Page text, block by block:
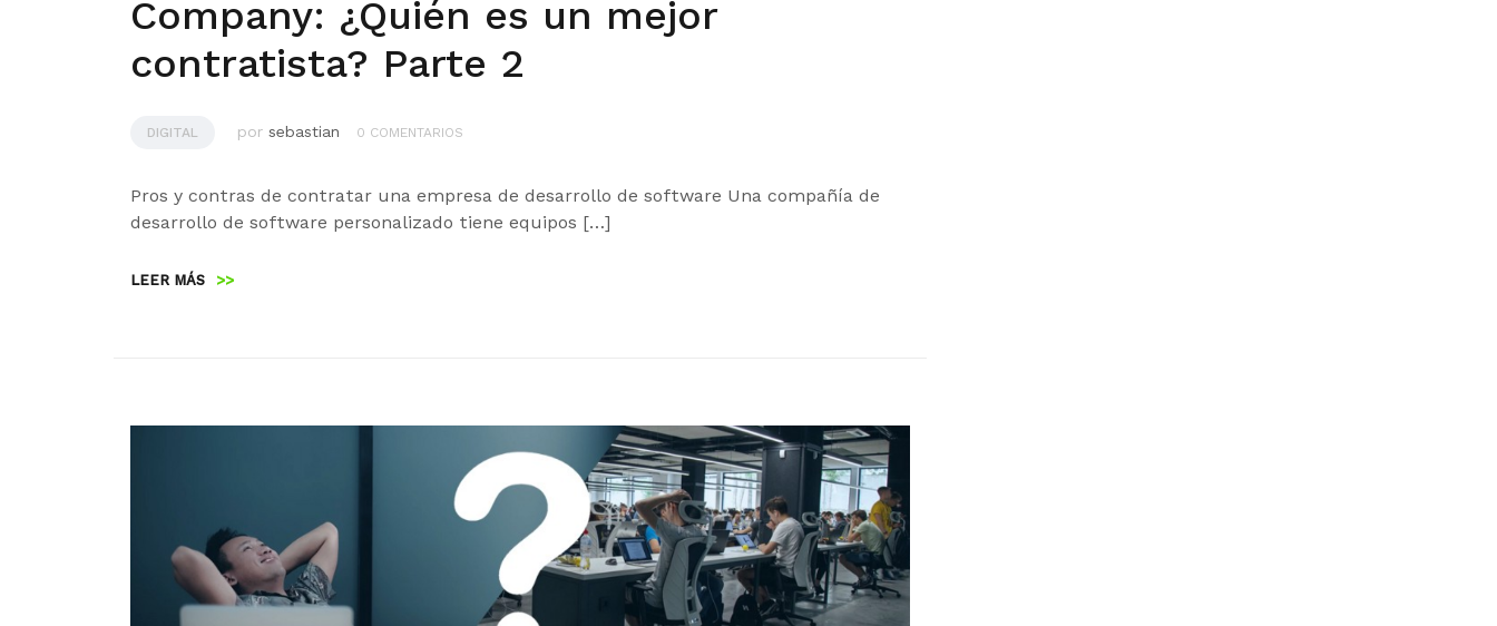
Company: ¿Quién es un mejor
contratista? Parte 2
DIGITAL por sebastian 0 COMENTARIOS
Pros y contras de contratar una empresa de desarrollo de software Una compañía de
desarrollo de software personalizado tiene equipos […]
LEER MÁS >>